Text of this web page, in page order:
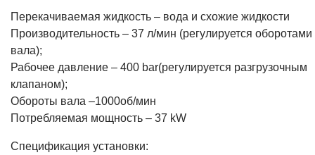
Перекачиваемая жидкость – вода и схожие жидкости
Производительность – 37 л/мин (регулируется оборотами
вала);
Рабочее давление – 400 bar(регулируется разгрузочным
клапаном);
Обороты вала –1000об/мин
Потребляемая мощность – 37 kW
Спецификация установки: